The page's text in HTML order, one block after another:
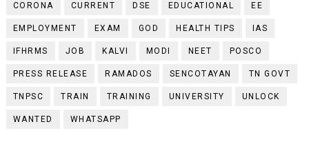
CORONA CURRENT DSE EDUCATIONAL EE
EMPLOYMENT EXAM GOD HEALTH TIPS IAS
IFHRMS JOB KALVI MODI NEET POSCO
PRESS RELEASE RAMADOS SENCOTAYAN TN GOVT
TNPSC TRAIN TRAINING UNIVERSITY UNLOCK
WANTED WHATSAPP